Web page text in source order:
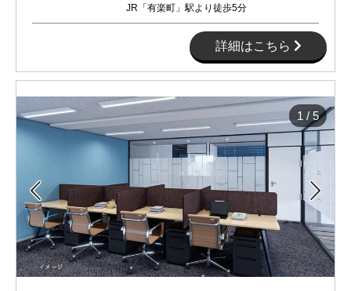
JR「有楽町」駅より徒歩5分
詳細はこちら
 
1 / 5